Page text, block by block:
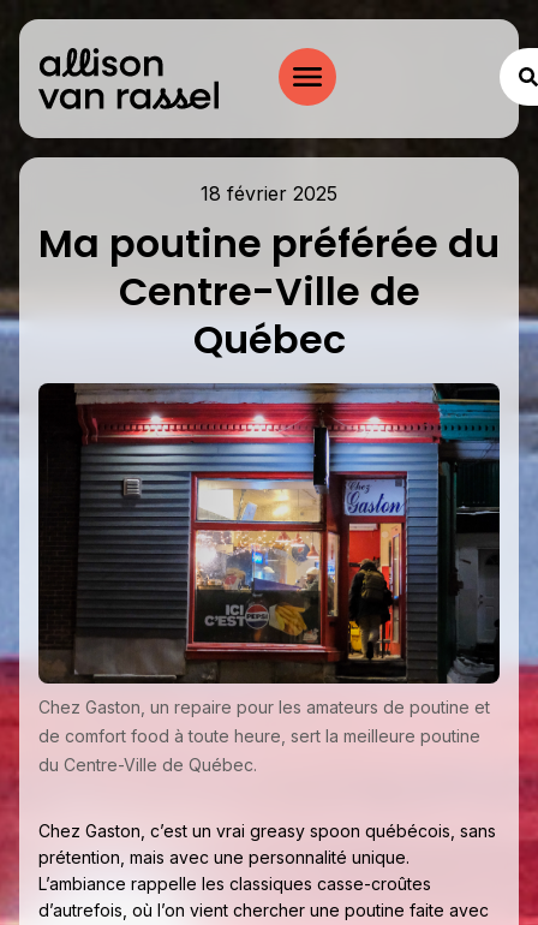
18 février 2025
Ma poutine préférée du
Centre-Ville de
Québec
Chez Gaston, un repaire pour les amateurs de poutine et
de comfort food à toute heure, sert la meilleure poutine
du Centre-Ville de Québec.
Chez Gaston, c’est un vrai greasy spoon québécois, sans
prétention, mais avec une personnalité unique.
L’ambiance rappelle les classiques casse-croûtes
d’autrefois, où l’on vient chercher une poutine faite avec